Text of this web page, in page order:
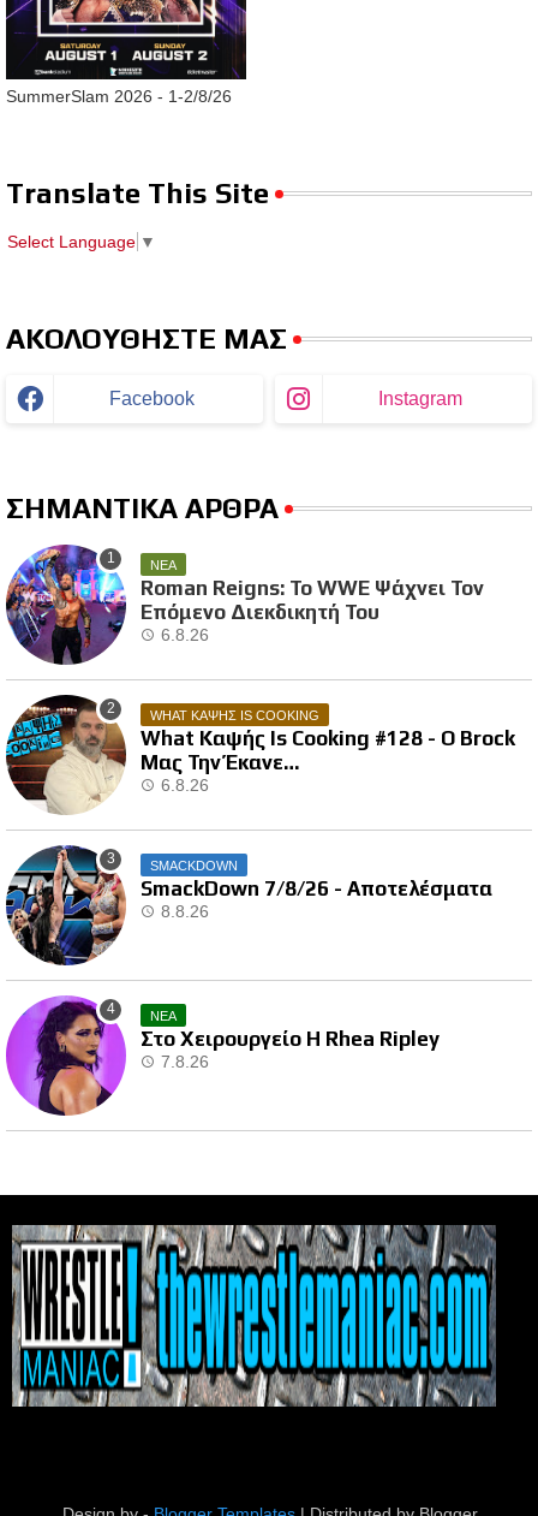
SummerSlam 2026 - 1-2/8/26
Translate This Site
Select Language ▼
ΑΚΟΛΟΥΘΗΣΤΕ ΜΑΣ
Facebook Instagram
ΣΗΜΑΝΤΙΚΑ ΑΡΘΡΑ
ΝΕΑ
Roman Reigns: Το WWE Ψάχνει Τον
Επόμενο Διεκδικητή Του
6.8.26
WHAT ΚΑΨΗΣ IS COOKING
What Καψής Is Cooking #128 - Ο Brock
Μας Την Έκανε…
6.8.26
SMACKDOWN
SmackDown 7/8/26 - Αποτελέσματα
8.8.26
ΝΕΑ
Στο Χειρουργείο Η Rhea Ripley
7.8.26